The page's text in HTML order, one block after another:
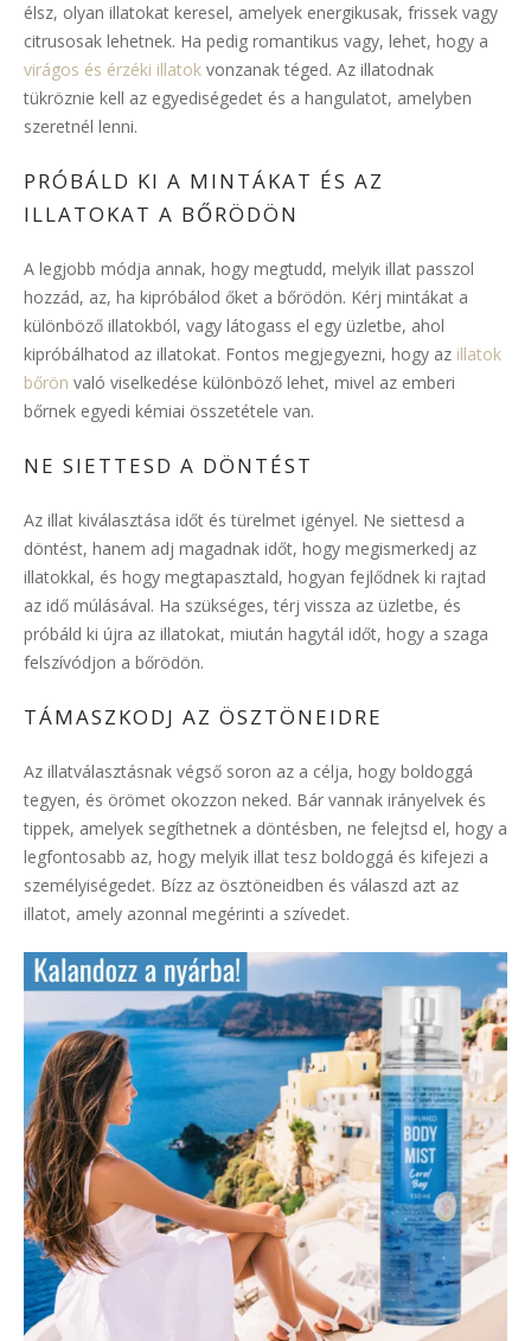
élsz, olyan illatokat keresel, amelyek energikusak, frissek vagy
citrusosak lehetnek. Ha pedig romantikus vagy, lehet, hogy a
virágos és érzéki illatok vonzanak téged. Az illatodnak
tükröznie kell az egyediségedet és a hangulatot, amelyben
szeretnél lenni.
PRÓBÁLD KI A MINTÁKAT ÉS AZ
ILLATOKAT A BŐRÖDÖN
A legjobb módja annak, hogy megtudd, melyik illat passzol
hozzád, az, ha kipróbálod őket a bőrödön. Kérj mintákat a
különböző illatokból, vagy látogass el egy üzletbe, ahol
kipróbálhatod az illatokat. Fontos megjegyezni, hogy az illatok
bőrön való viselkedése különböző lehet, mivel az emberi
bőrnek egyedi kémiai összetétele van.
NE SIETTESD A DÖNTÉST
Az illat kiválasztása időt és türelmet igényel. Ne siettesd a
döntést, hanem adj magadnak időt, hogy megismerkedj az
illatokkal, és hogy megtapasztald, hogyan fejlődnek ki rajtad
az idő múlásával. Ha szükséges, térj vissza az üzletbe, és
próbáld ki újra az illatokat, miután hagytál időt, hogy a szaga
felszívódjon a bőrödön.
TÁMASZKODJ AZ ÖSZTÖNEIDRE
Az illatválasztásnak végső soron az a célja, hogy boldoggá
tegyen, és örömet okozzon neked. Bár vannak irányelvek és
tippek, amelyek segíthetnek a döntésben, ne felejtsd el, hogy a
legfontosabb az, hogy melyik illat tesz boldoggá és kifejezi a
személyiségedet. Bízz az ösztöneidben és válaszd azt az
illatot, amely azonnal megérinti a szívedet.